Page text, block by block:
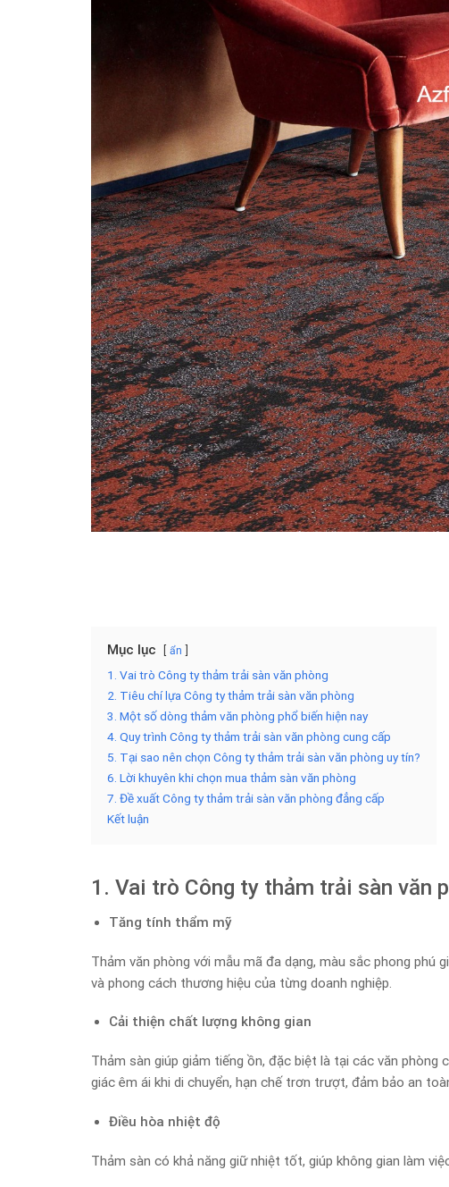
Mục lục ẩn
1. Vai trò Công ty thảm trải sàn văn phòng
2. Tiêu chí lựa Công ty thảm trải sàn văn phòng
3. Một số dòng thảm văn phòng phổ biến hiện nay
4. Quy trình Công ty thảm trải sàn văn phòng cung cấp
5. Tại sao nên chọn Công ty thảm trải sàn văn phòng uy tín?
6. Lời khuyên khi chọn mua thảm sàn văn phòng
7. Đề xuất Công ty thảm trải sàn văn phòng đẳng cấp
Kết luận
1. Vai trò Công ty thảm trải sàn văn
Tăng tính thẩm mỹ
Thảm văn phòng với mẫu mã đa dạng, màu sắc phong phú
và phong cách thương hiệu của từng doanh nghiệp.
Cải thiện chất lượng không gian
Thảm sàn giúp giảm tiếng ồn, đặc biệt là tại các văn
giác êm ái khi di chuyển, hạn chế trơn trượt, đảm bảo an
Điều hòa nhiệt độ
Thảm sàn có khả năng giữ nhiệt tốt, giúp không gian làm